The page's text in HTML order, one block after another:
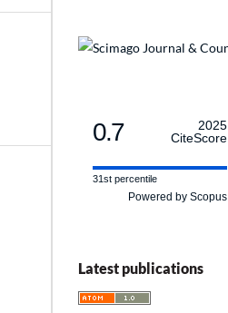
0.7
2025
CiteScore
31st percentile
Powered by Scopus
Latest publications